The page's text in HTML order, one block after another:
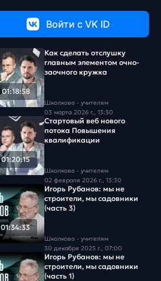
Войти c VK ID
01:18:58
Как сделать отслушку
главным элементом очно-
заочного кружка
Школково - учителям
03 марта 2026 г., 13:30
01:20:15
Стартовый веб нового
потока Повышения
квалификации
Школково - учителям
02 февраля 2026 г., 13:30
01:34:33
Игорь Рубанов: мы не
строители, мы садовники
(часть 3)
Школково - учителям
30 декабря 2025 г., 07:00
Игорь Рубанов: мы не
строители, мы садовники
(часть 1)